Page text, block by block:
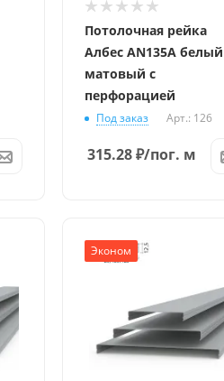
Потолочная рейка
Албес AN135A белый
матовый с
перфорацией
Под заказ Арт.: 126
315.28₽/пог. м
Эконом